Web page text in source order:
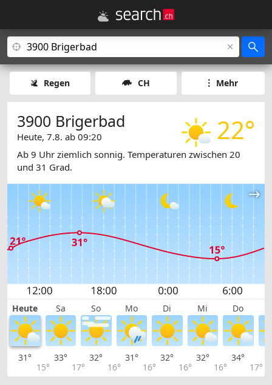
Regen CH Mehr
22°
3900 Brigerbad
Heute, 7.8. ab 09:20
Ab 9 Uhr ziemlich sonnig. Temperaturen zwischen 20
und 31 Grad.
Heute Sa So Mo Di Mi Do
31°
15°
33°
17°
32°
16°
31°
16°
32°
16°
32°
16°
34°
17°